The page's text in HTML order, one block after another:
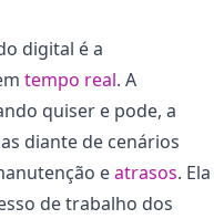
digital é a
tempo real. A
quiser e pode, a
diante de cenários
eatrasos. Ela
de trabalho dos